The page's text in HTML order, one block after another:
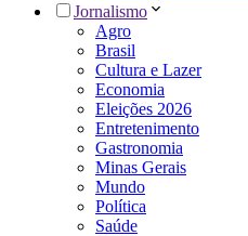
Jornalismo
Agro
Brasil
Cultura e Lazer
Economia
Eleições 2026
Entretenimento
Gastronomia
Minas Gerais
Mundo
Política
Saúde